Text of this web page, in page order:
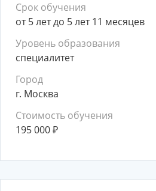
Срок обучения
от 5 лет до 5 лет 11 месяцев
Уровень образования
специалитет
Город
г. Москва
Стоимость обучения
195 000₽